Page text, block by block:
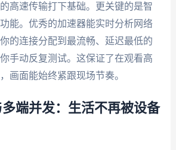
高速传输打下基础。更关键的是智
能。优秀的加速器能实时分析网络
的连接分配到最流畅、延迟最低的
手动反复测试。这保证了在观看高
画面能始终紧跟现场节奏。
端并发：生活不再被设备